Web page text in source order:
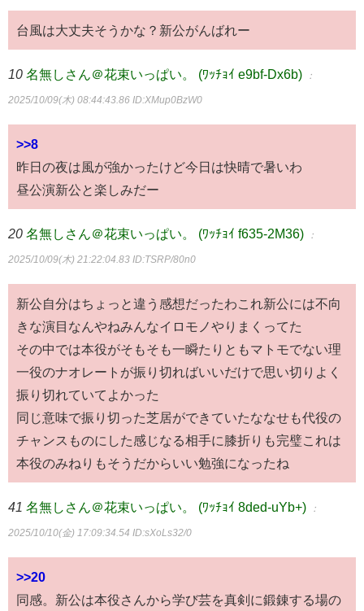
台風は大丈夫そうかな？新公がんばれー
10 名無しさん＠花束いっぱい。 (ﾜｯﾁｮｲ e9bf-Dx6b) ：
2025/10/09(木) 08:44:43.86 ID:XMup0BzW0
>>8
昨日の夜は風が強かったけど今日は快晴で暑いわ
昼公演新公と楽しみだー
20 名無しさん＠花束いっぱい。 (ﾜｯﾁｮｲ f635-2M36) ：
2025/10/09(木) 21:22:04.83 ID:TSRP/80n0
新公自分はちょっと違う感想だったわこれ新公には不向
きな演目なんやねみんなイロモノやりまくってた
その中では本役がそもそも一瞬たりともマトモでない理
一役のナオレートが振り切ればいいだけで思い切りよく
振り切れていてよかった
同じ意味で振り切った芝居ができていたななせも代役の
チャンスものにした感じなる相手に膝折りも完璧これは
本役のみねりもそうだからいい勉強になったね
41 名無しさん＠花束いっぱい。 (ﾜｯﾁｮｲ 8ded-uYb+) ：
2025/10/10(金) 17:09:34.54 ID:sXoLs32/0
>>20
同感。新公は本役さんから学び芸を真剣に鍛錬する場の